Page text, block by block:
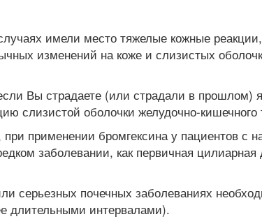
имели место тяжелые кожные
изменений на коже и слизистых
Вы страдаете (или страдали в прошлом)
слизистой оболочки желудочно-кишечного
применении бромгексина у пациентов с
заболевании, как первичная цилиарная
серьезных почечных заболеваниях
длительными интервалами).